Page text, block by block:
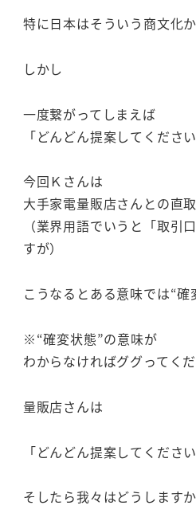
特に日本はそういう商文化か
しかし
一度繋がってしまえば
「どんどん提案してくださ
今回Ｋさんは
大手家電量販店さんとの直
（業界用語でいうと「取引
すが）
こうなるとある意味では“確
※“確変状態”の意味が
わからなければググってくだ
量販店さんは
「どんどん提案してください
そしたら我々はどうします